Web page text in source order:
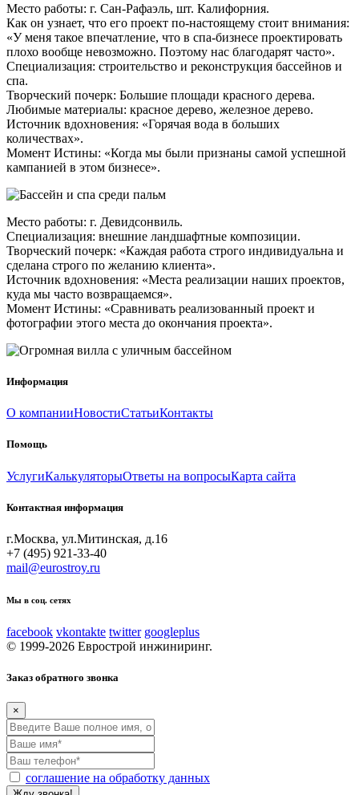
Место работы: г. Сан-Рафаэль, шт. Калифорния.
Как он узнает, что его проект по-настоящему стоит внимания:
«У меня такое впечатление, что в спа-бизнесе проектировать
плохо вообще невозможно. Поэтому нас благодарят часто».
Специализация: строительство и реконструкция бассейнов и
спа.
Творческий почерк: Большие площади красного дерева.
Любимые материалы: красное дерево, железное дерево.
Источник вдохновения: «Горячая вода в больших
количествах».
Момент Истины: «Когда мы были признаны самой успешной
кампанией в этом бизнесе».
Место работы: г. Девидсонвиль.
Специализация: внешние ландшафтные композиции.
Творческий почерк: «Каждая работа строго индивидуальна и
сделана строго по желанию клиента».
Источник вдохновения: «Места реализации наших проектов,
куда мы часто возвращаемся».
Момент Истины: «Сравнивать реализованный проект и
фотографии этого места до окончания проекта».
Информация
О компанииНовостиСтатьиКонтакты
Помощь
УслугиКалькуляторыОтветы на вопросыКарта сайта
Контактная информация
г.Москва, ул.Митинская, д.16
+7 (495) 921-33-40
mail@eurostroy.ru
Мы в соц. сетях
facebook vkontakte twitter googleplus
© 1999-2026 Еврострой инжиниринг.
Заказ обратного звонка
×
соглашение на обработку данных